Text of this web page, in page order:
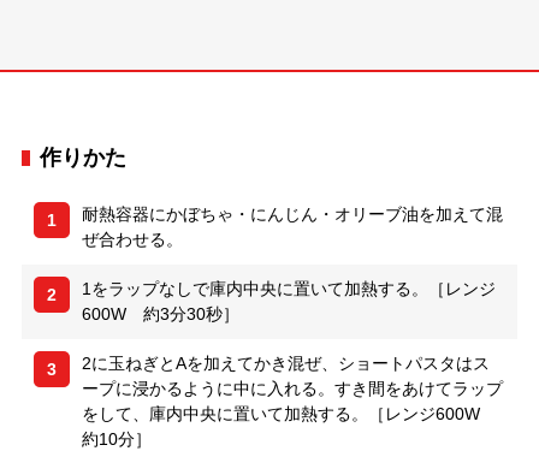
作りかた
1
耐熱容器にかぼちゃ・にんじん・オリーブ油を加えて混
ぜ合わせる。
2
1をラップなしで庫内中央に置いて加熱する。［レンジ
600W 約3分30秒］
3
2に玉ねぎとAを加えてかき混ぜ、ショートパスタはス
ープに浸かるように中に入れる。すき間をあけてラップ
をして、庫内中央に置いて加熱する。［レンジ600W
約10分］